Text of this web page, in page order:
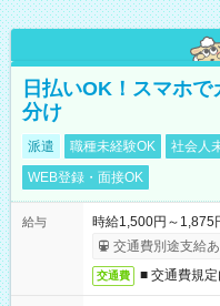
日払いOK！スマホ
分け
派遣 職種未経験OK 社会人
WEB登録・面接OK
給与
時給1,500円～1,875
交通費別途支給あ
交通費 ■ 交通費規